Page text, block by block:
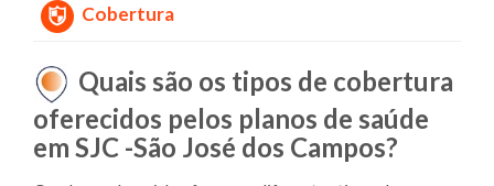
Cobertura
Quais são os tipos de cobertura
oferecidos pelos planos de saúde
em SJC -São José dos Campos?